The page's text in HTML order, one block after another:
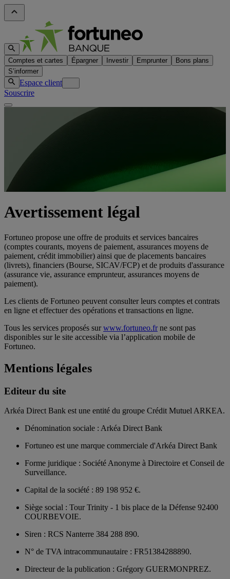
Comptes et cartes Épargner Investir Emprunter
Bons plans
S’informer
Espace client
Souscrire
Avertissement légal
Fortuneo propose une offre de produits et services bancaires
(comptes courants, moyens de paiement, assurances moyens de
paiement, crédit immobilier) ainsi que de placements bancaires
(livrets), financiers (Bourse, SICAV/FCP) et de produits d'assurance
(assurance vie, assurance emprunteur, assurances moyens de
paiement).
Les clients de Fortuneo peuvent consulter leurs comptes et contrats
en ligne et effectuer des opérations et transactions en ligne.
Tous les services proposés surwww.fortuneo.frne sont pas
disponibles sur le site accessible via l’application mobile de
Fortuneo.
Mentions légales
Editeur du site
Arkéa Direct Bank est une entité du groupe Crédit Mutuel ARKEA.
Dénomination sociale : Arkéa Direct Bank
Fortuneo est une marque commerciale d'Arkéa Direct Bank
Forme juridique : Société Anonyme à Directoire et Conseil de
Surveillance.
Capital de la société : 89 198 952 €.
Siège social : Tour Trinity - 1 bis place de la Défense 92400
COURBEVOIE.
Siren : RCS Nanterre 384 288 890.
N° de TVA intracommunautaire : FR51384288890.
Directeur de la publication : Grégory GUERMONPREZ.